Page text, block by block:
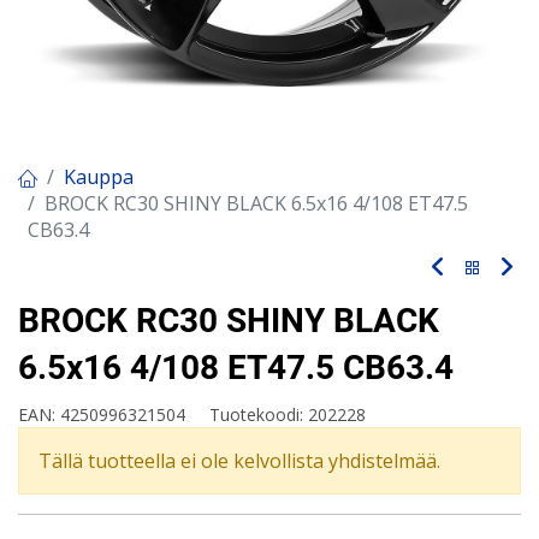
Kauppa
BROCK RC30 SHINY BLACK 6.5x16 4/108 ET47.5
CB63.4
BROCK RC30 SHINY BLACK
6.5x16 4/108 ET47.5 CB63.4
EAN: 4250996321504 Tuotekoodi: 202228
Tällä tuotteella ei ole kelvollista yhdistelmää.